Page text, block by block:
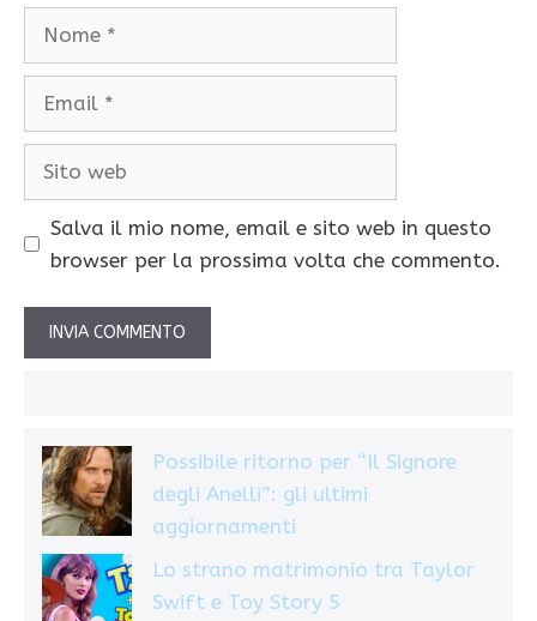
Salva il mio nome, email e sito web in questo
browser per la prossima volta che commento.
Possibile ritorno per “Il Signore
degli Anelli”: gli ultimi
aggiornamenti
Lo strano matrimonio tra Taylor
Swift e Toy Story 5